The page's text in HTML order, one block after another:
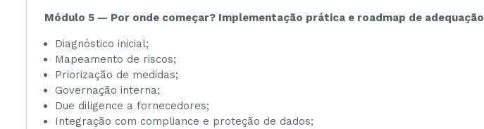
Módulo 5 — Por onde começar? Implementação prática e roadmap de adequação
Diagnóstico inicial;
Mapeamento de riscos;
Priorização de medidas;
Governação interna;
Due diligence a fornecedores;
Integração com compliance e proteção de dados;